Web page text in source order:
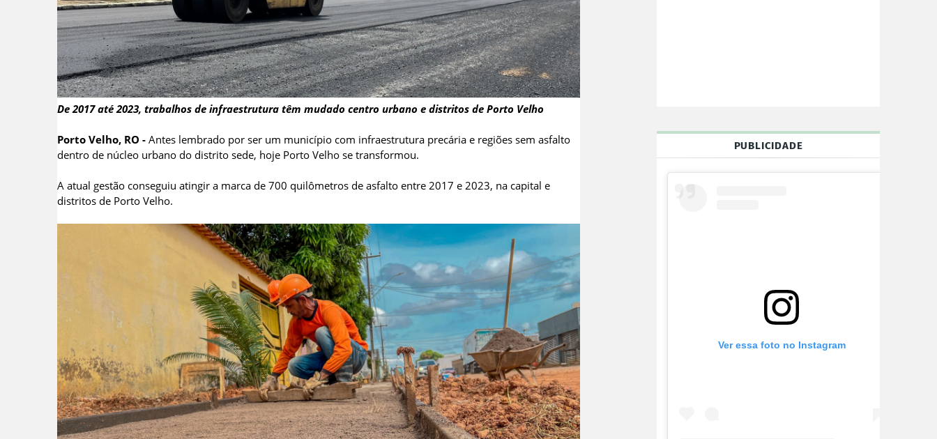
De 2017 até 2023, trabalhos de infraestrutura têm mudado centro urbano e distritos de Porto Velho
Porto Velho, RO - Antes lembrado por ser um município com infraestrutura precária e regiões sem asfalto
dentro de núcleo urbano do distrito sede, hoje Porto Velho se transformou.
A atual gestão conseguiu atingir a marca de 700 quilômetros de asfalto entre 2017 e 2023, na capital e
distritos de Porto Velho.
PUBLICIDADE
Ver essa foto no Instagram